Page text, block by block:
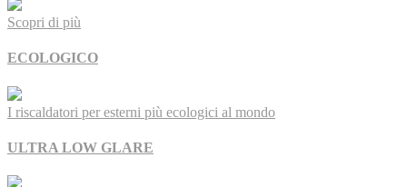
Scopri di più
ECOLOGICO
I riscaldatori per esterni più ecologici al mondo
ULTRA LOW GLARE